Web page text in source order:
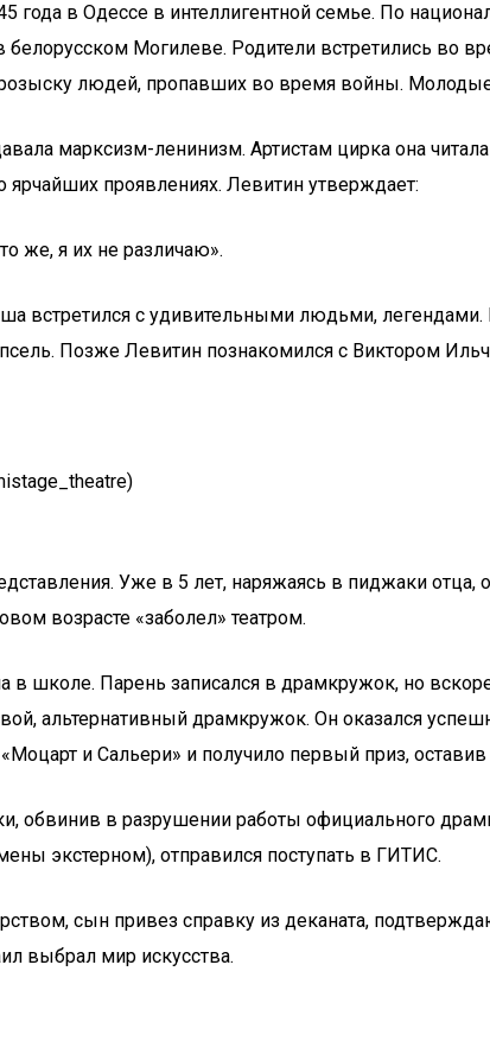
года в Одессе в интеллигентной семье. По
Могилеве. Родители встретились во
людей, пропавших во время войны.
марксизм-ленинизм. Артистам цирка она
проявлениях. Левитин утверждает:
же, я их не различаю».
встретился с удивительными людьми,
Позже Левитин познакомился с Виктором
Уже в 5 лет, наряжаясь в пиджаки
возрасте «заболел» театром.
в школе. Парень записался в драмкружок, но
альтернативный драмкружок. Он оказался
и Сальери» и получило первый приз,
в разрушении работы официального
экстерном), отправился поступать в ГИТИС.
сын привез справку из деканата,
выбрал мир искусства.